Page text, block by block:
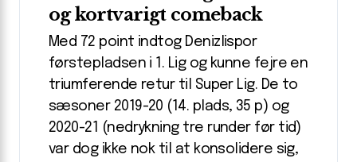
og kortvarigt comeback
Med 72 point indtog Denizlispor
førstepladsen i 1. Lig og kunne fejre en
triumferende retur til Super Lig. De to
sæsoner 2019-20 (14. plads, 35 p) og
2020-21 (nedrykning tre runder før tid)
var dog ikke nok til at konsolidere sig,